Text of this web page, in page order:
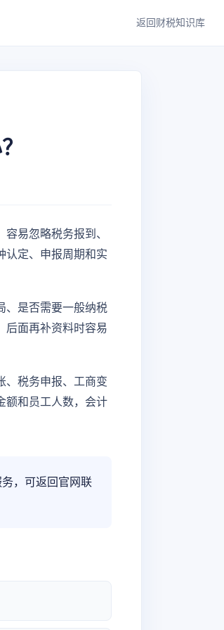
返回财税知识库
易忽略税务报到、
认定、申报周期和实
、是否需要一般纳税
后面再补资料时容易
、税务申报、工商变
额和员工人数，会计
，可返回官网联